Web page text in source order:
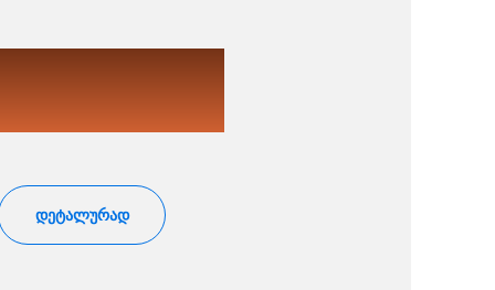
50%-მდე
დეტალურად